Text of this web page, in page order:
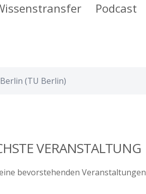
Podcast
(TU Berlin)
VERANSTALTUNG
bevorstehenden Veranstaltungen